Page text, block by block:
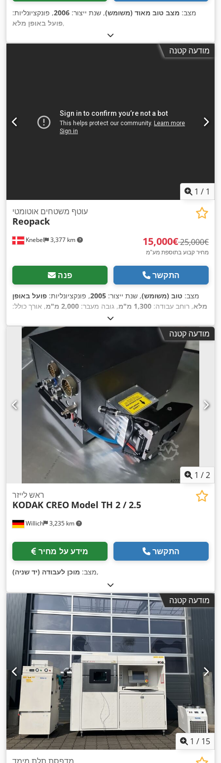
מצב: מצב טוב מאוד (משומש), שנת ייצור: 2006, פונקציונליות:
פועל באופן מלא,
מודעה קטנה
1 / 1
Knebel 3,377 km
עוטף משטחים אוטומטי
Reopack
‏15,000 ‏€ ‏25,000 ‏€
מחיר קבוע בתוספת מע"מ
פנה התקשר
מצב: טוב (משומש), שנת ייצור: 2005, פונקציונליות: פועל באופן
מלא, רוחב עבודה: 1,300 מ"מ , גובה מעבר: 2,000 מ"מ
, אורך כולל:
מודעה קטנה
1 /2
Willich 3,235 km
ראש לייזר
KODAK CREO Model TH 2 / 2.5
מידע על מחיר התקשר
מצב: מוכן לעבודה (יד שניה) ,
מודעה קטנה
1 / 15